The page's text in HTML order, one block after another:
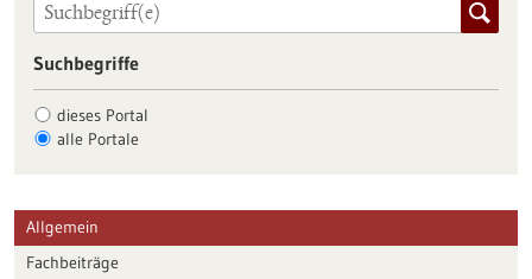
Suchbegriffe
dieses Portal
alle Portale
Allgemein
Fachbeiträge